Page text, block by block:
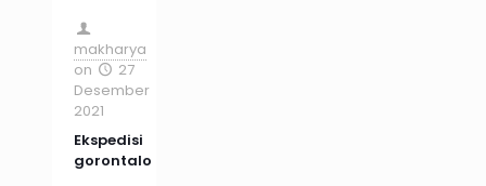
makharya
on
27
Desember
2021
Ekspedisi
gorontalo